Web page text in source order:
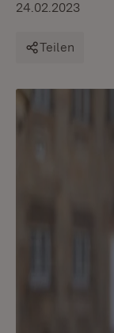
24.02.2023
Teilen